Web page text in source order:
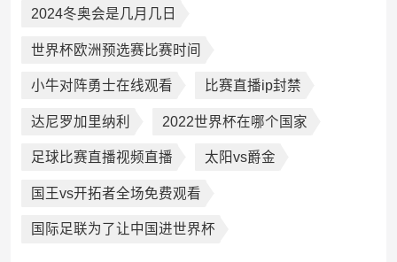
2024冬奥会是几月几日
世界杯欧洲预选赛比赛时间
小牛对阵勇士在线观看 比赛直播ip封禁
达尼罗加里纳利 2022世界杯在哪个国家
足球比赛直播视频直播 太阳vs爵金
国王vs开拓者全场免费观看
国际足联为了让中国进世界杯